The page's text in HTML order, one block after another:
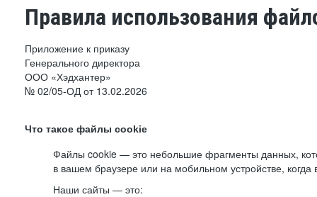
Правила использования
Приложение к приказу
Генерального директора
ООО «Хэдхантер»
№ 02/05-ОД от 13.02.2026
Что такое файлы cookie
Файлы cookie — это небольшие фрагменты данных,
в вашем браузере или на мобильном устройстве,
Наши сайты — это: